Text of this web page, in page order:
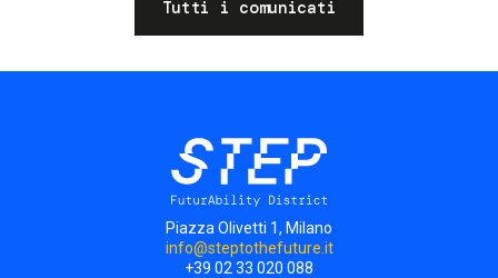
Tutti i comunicati
Piazza Olivetti 1, Milano
info@steptothefuture.it
+39 02 33 020 088